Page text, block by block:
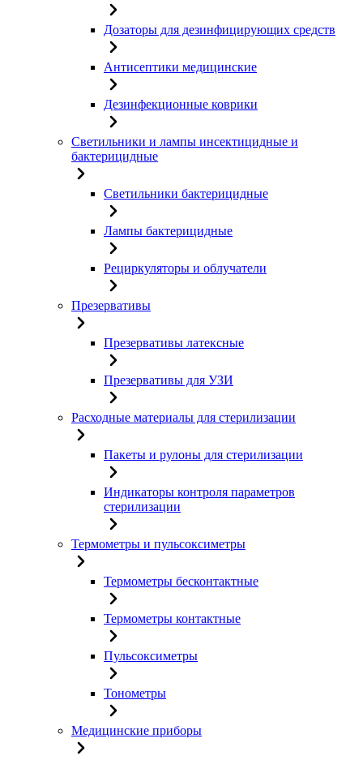
Дозаторы для дезинфицирующих средств
Антисептики медицинские
Дезинфекционные коврики
Светильники и лампы инсектицидные и
бактерицидные
Светильники бактерицидные
Лампы бактерицидные
Рециркуляторы и облучатели
Презервативы
Презервативы латексные
Презервативы для УЗИ
Расходные материалы для стерилизации
Пакеты и рулоны для стерилизации
Индикаторы контроля параметров
стерилизации
Термометры и пульсоксиметры
Термометры бесконтактные
Термометры контактные
Пульсоксиметры
Тонометры
Медицинские приборы